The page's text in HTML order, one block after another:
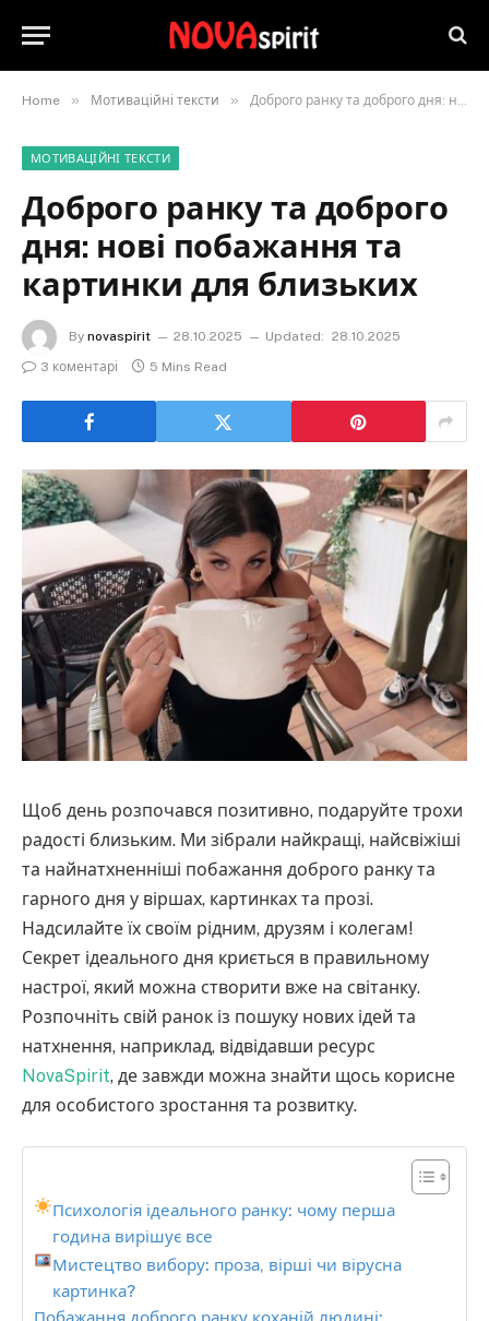
Home » Мотиваційні тексти » Доброго ранку та доброго дня: нові побажання та картинки для близьких
МОТИВАЦІЙНІ ТЕКСТИ
Доброго ранку та доброго
дня: нові побажання та
картинки для близьких
By novaspirit 28.10.2025 Updated: 28.10.2025
3 коментарі
5 Mins Read
Щоб день розпочався позитивно, подаруйте трохи
радості близьким. Ми зібрали найкращі, найсвіжіші
та найнатхненніші побажання доброго ранку та
гарного дня у віршах, картинках та прозі.
Надсилайте їх своїм рідним, друзям і колегам!
Секрет ідеального дня криється в правильному
настрої, який можна створити вже на світанку.
Розпочніть свій ранок із пошуку нових ідей та
натхнення, наприклад, відвідавши ресурс
NovaSpirit, де завжди можна знайти щось корисне
для особистого зростання та розвитку.
Психологія ідеального ранку: чому перша
година вирішує все
Мистецтво вибору: проза, вірші чи вірусна
картинка?
Побажання доброго ранку коханій людині: